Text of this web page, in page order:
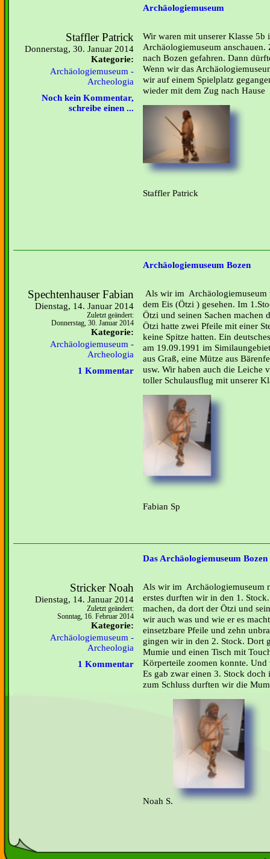
Archäologiemuseum
Staffler Patrick
Donnerstag, 30. Januar 2014
Kategorie:
Archäologiemuseum -
Archeologia
Noch kein Kommentar,
schreibe einen ...
Wir waren mit unserer Klasse 5b
Archäologiemuseum
nach Bozen gefahren. Dann
Wenn wir das
wir auf einem Spielplatz
wieder mit dem Zug nach
Staffler Patrick
Archäologiemuseum Bozen
Spechtenhauser Fabian
Dienstag, 14. Januar 2014
Zuletzt geändert:
Donnerstag, 30. Januar 2014
Kategorie:
Archäologiemuseum -
Archeologia
1 Kommentar
Als wir im Archäologiemuseum
dem Eis (Ötzi ) gesehen. Im
Ötzi und seinen Sachen machen
Ötzi hatte zwei Pfeile mit einer
keine Spitze hatten. Ein
am 19.09.1991 im
aus Graß, eine Mütze aus
usw. Wir haben auch die Leiche
toller Schulausflug mit unserer
Fabian Sp
Das Archäologiemuseum Bozen
Stricker Noah
Dienstag, 14. Januar 2014
Zuletzt geändert:
Sonntag, 16. Februar 2014
Kategorie:
Archäologiemuseum -
Archeologia
1 Kommentar
Als wir im Archäologiemuseum
erstes durften wir in den 1.
machen, da dort der Ötzi und
wir auch was und wie er es
einsetzbare Pfeile und zehn
gingen wir in den 2. Stock. Dort
Mumie und einen Tisch mit
Körperteile zoomen konnte.
Es gab zwar einen 3. Stock
zum Schluss durften wir die
Noah S.